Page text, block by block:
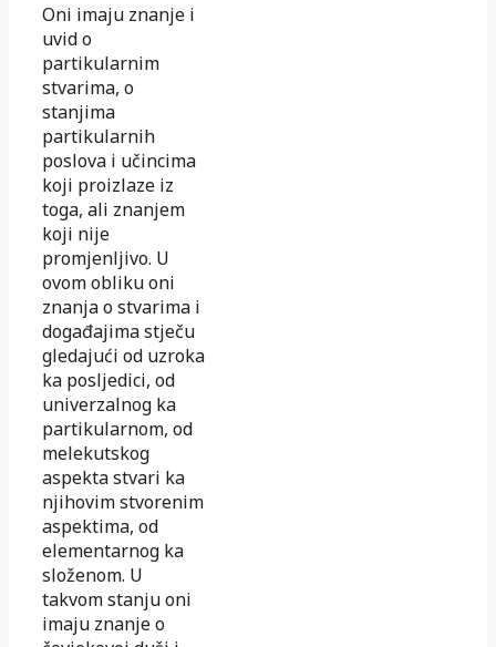
Oni imaju znanje i
uvid o
partikularnim
stvarima, o
stanjima
partikularnih
poslova i učincima
koji proizlaze iz
toga, ali znanjem
koji nije
promjenljivo. U
ovom obliku oni
znanja o stvarima i
događajima stječu
gledajući od uzroka
ka posljedici, od
univerzalnog ka
partikularnom, od
melekutskog
aspekta stvari ka
njihovim stvorenim
aspektima, od
elementarnog ka
složenom. U
takvom stanju oni
imaju znanje o